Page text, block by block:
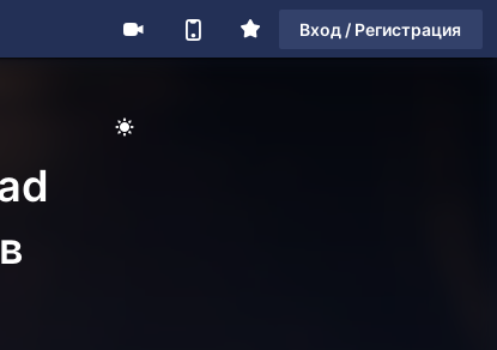
Вход / Регистрация